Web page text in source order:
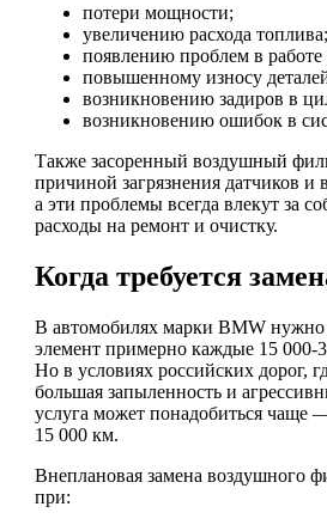
потери мощности;
увеличению расхода топлива;
появлению проблем в работе
повышенному износу
возникновению задиров в
возникновению ошибок в
Также засоренный воздушный
причиной загрязнения датчиков и
а эти проблемы всегда влекут за
расходы на ремонт и очистку.
Когда требуется
В автомобилях марки BMW
элемент примерно каждые 15 000-
Но в условиях российских дорог,
большая запыленность и
услуга может понадобиться чаще
15 000 км.
Внеплановая замена воздушного
при: